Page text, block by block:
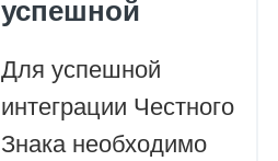
успешной
Для успешной
интеграции Честного
Знака необходимо